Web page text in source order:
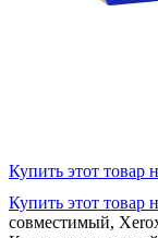
Купить этот товар
Купить этот товар
совместимый,